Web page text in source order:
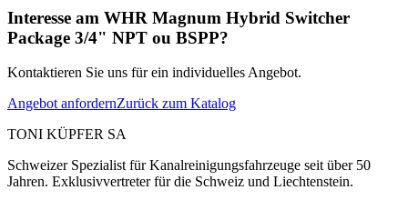
Interesse am WHR Magnum Hybrid Switcher
Package 3/4" NPT ou BSPP?
Kontaktieren Sie uns für ein individuelles Angebot.
Angebot anfordernZurück zum Katalog
TONI KÜPFER SA
Schweizer Spezialist für Kanalreinigungsfahrzeuge seit über 50
Jahren. Exklusivvertreter für die Schweiz und Liechtenstein.